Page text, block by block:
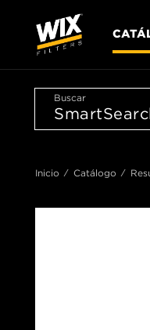
Buscar
Inicio Catálogo